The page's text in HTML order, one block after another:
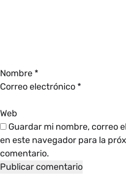
Nombre *
Correo electrónico *
Web
Guardar mi nombre, correo
en este navegador para la
comentario.